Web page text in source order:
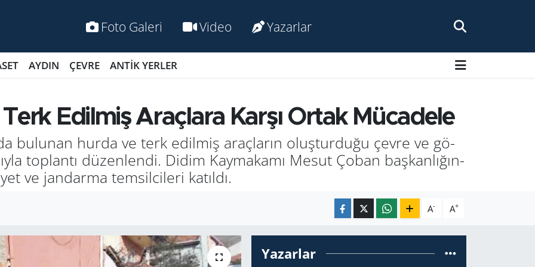
Foto Galeri Video Yazarlar
AYDIN ÇEVRE ANTİK YERLER
Edilmiş Araçlara Karşı Ortak Mücadele
bu­lu­nan hurda ve terk edil­miş araç­la­rın oluş­tur­du­ğu çevre ve gö­
top­lan­tı dü­zen­len­di. Didim Kay­ma­ka­mı Mesut Çoban baş­kan­lı­ğın­
ve jan­dar­ma tem­sil­ci­le­ri ka­tıl­dı.
A- A+
Yazarlar